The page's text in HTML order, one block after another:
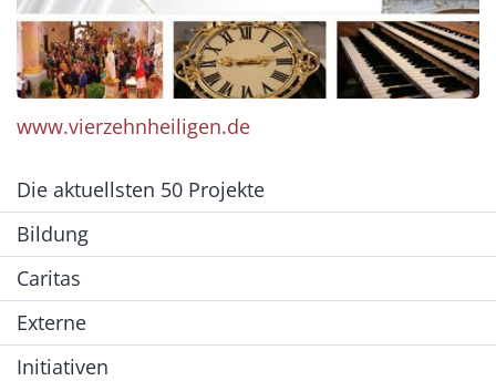
www.vierzehnheiligen.de
Die aktuellsten 50 Projekte
Bildung
Caritas
Externe
Initiativen